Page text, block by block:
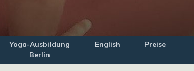
Yoga-Ausbildung
Berlin
English Preise